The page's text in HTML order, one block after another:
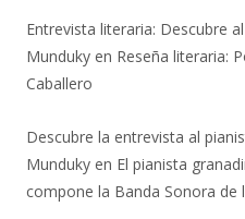
Entrevista literaria: Descubre
Munduky en Reseña literaria:
Caballero
Descubre la entrevista al
Munduky en El pianista
compone la Banda Sonora de